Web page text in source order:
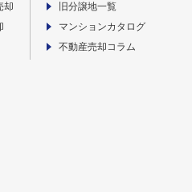
却
旧分譲地一覧
マンションカタログ
不動産売却コラム